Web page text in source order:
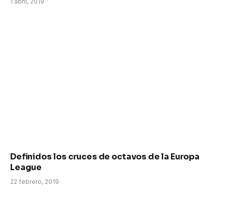
Definidos los cruces de octavos de la Europa
League
22 febrero, 2019